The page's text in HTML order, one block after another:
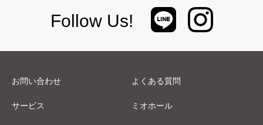
Follow Us!
お問い合わせ よくある質問
サービス ミオホール